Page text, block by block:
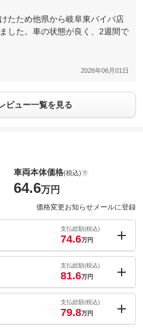
たため他県から岐阜東バイパ店
した。車の状態が良く、2週間で
2026年06月01日
ビュー一覧を見る
車両本体価格(税込)
64.6万円
価格変更お知らせメールに登録
支払総額(税込)
74.6万円
支払総額(税込)
81.6万円
支払総額(税込)
79.8万円